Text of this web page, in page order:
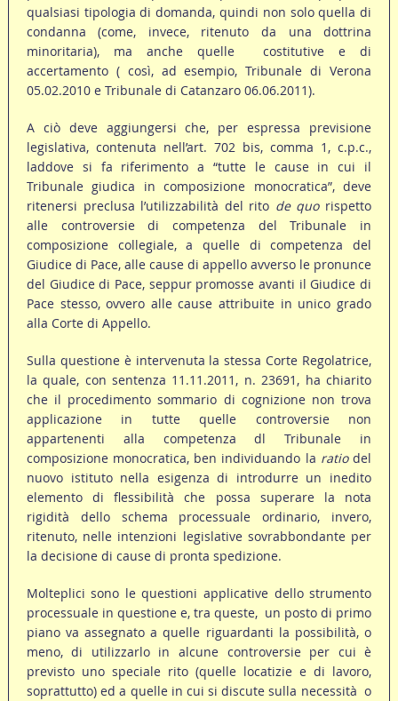
qualsiasi tipologia di domanda, quindi non solo quella di
condanna (come, invece, ritenuto da una dottrina
minoritaria), ma anche quelle costitutive e di
accertamento ( così, ad esempio, Tribunale di Verona
05.02.2010 e Tribunale di Catanzaro 06.06.2011).
A ciò deve aggiungersi che, per espressa previsione
legislativa, contenuta nell’art. 702 bis, comma 1, c.p.c.,
laddove si fa riferimento a “tutte le cause in cui il
Tribunale giudica in composizione monocratica”, deve
ritenersi preclusa l’utilizzabilità del rito de quorispetto
alle controversie di competenza del Tribunale in
composizione collegiale, a quelle di competenza del
Giudice di Pace, alle cause di appello avverso le pronunce
del Giudice di Pace, seppur promosse avanti il Giudice di
Pace stesso, ovvero alle cause attribuite in unico grado
alla Corte di Appello.
Sulla questione è intervenuta la stessa Corte Regolatrice,
la quale, con sentenza 11.11.2011, n. 23691, ha chiarito
che il procedimento sommario di cognizione non trova
applicazione in tutte quelle controversie non
appartenenti alla competenza dl Tribunale in
composizione monocratica, ben individuando la ratiodel
nuovo istituto nella esigenza di introdurre un inedito
elemento di flessibilità che possa superare la nota
rigidità dello schema processuale ordinario, invero,
ritenuto, nelle intenzioni legislative sovrabbondante per
la decisione di cause di pronta spedizione.
Molteplici sono le questioni applicative dello strumento
processuale in questione e, tra queste, un posto di primo
piano va assegnato a quelle riguardanti la possibilità, o
meno, di utilizzarlo in alcune controversie per cui è
previsto uno speciale rito (quelle locatizie e di lavoro,
soprattutto) ed a quelle in cui si discute sulla necessità o